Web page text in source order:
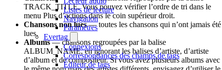
Listes de lecture
Navigation
Paramètres
Evertag
Connexions
Correspondances des champs de tags
Éditeur de tags
TRACK_TITLE. Vous pouvez vérifier l’ordre de tri dans le
menu Plus d’actions dans le coin supérieur droit.
Chansons non lues— toutes les chansons qui n’ont jamais été
lues.
Albums— chansons regroupées par la balise
ALBUM_NAME, en ignorant les balises d’artiste, d’artiste
d’album et de compositeur. Si vous avez plusieurs albums avec